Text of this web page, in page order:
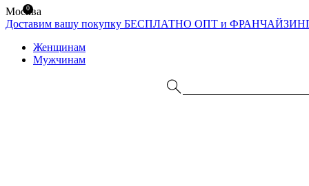
Москва
Доставим вашу покупку БЕСПЛАТНО ОПТ и
Женщинам
Мужчинам
0